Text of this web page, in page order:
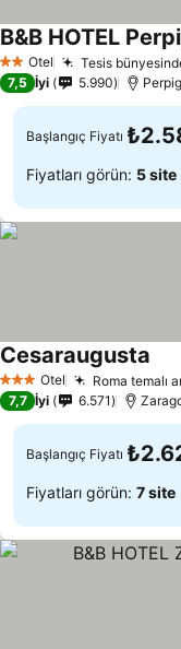
2 Yıldız
Otel Tesis
B&B HOTEL
7,5 İyi 5.990
Başlangıç Fiyatı
Fiyatları görün: 5 site
3 YıldızOtel Roma temalı
Cesaraugusta
7,7 İyi 6.571
Başlangıç Fiyatı
Fiyatları görün: 7 site